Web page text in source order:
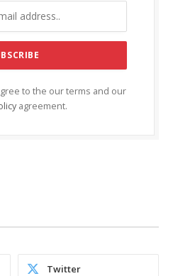
to the our terms and our
agreement.
Twitter